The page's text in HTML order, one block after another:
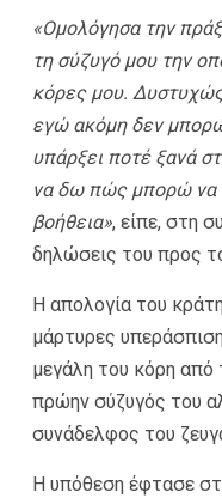
«Ομολόγησα την
τη σύζυγό μου την
κόρες μου.
εγώ ακόμη δεν
υπάρξει ποτέ ξανά
να δω πώς μπορώ να
βοήθεια», είπε, στη
δηλώσεις του προς
Η απολογία του
μάρτυρες
μεγάλη του κόρη από
πρώην σύζυγός του
συνάδελφος του
Η υπόθεση έφτασε